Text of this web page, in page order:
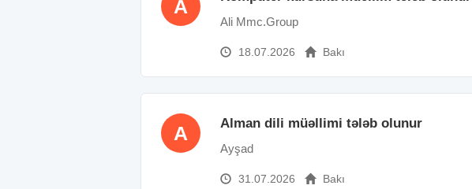
A
Ali Mmc.Group
18.07.2026 Bakı
A Alman dili müəllimi tələb olunur
Ayşad
31.07.2026 Bakı